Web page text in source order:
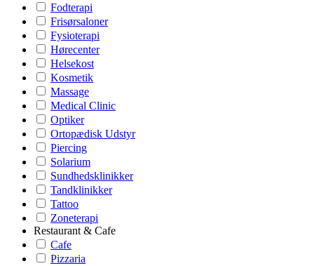
Fodterapi
Frisørsaloner
Fysioterapi
Hørecenter
Helsekost
Kosmetik
Massage
Medical Clinic
Optiker
Ortopædisk Udstyr
Piercing
Solarium
Sundhedsklinikker
Tandklinikker
Tattoo
Zoneterapi
Restaurant & Cafe
Cafe
Pizzaria